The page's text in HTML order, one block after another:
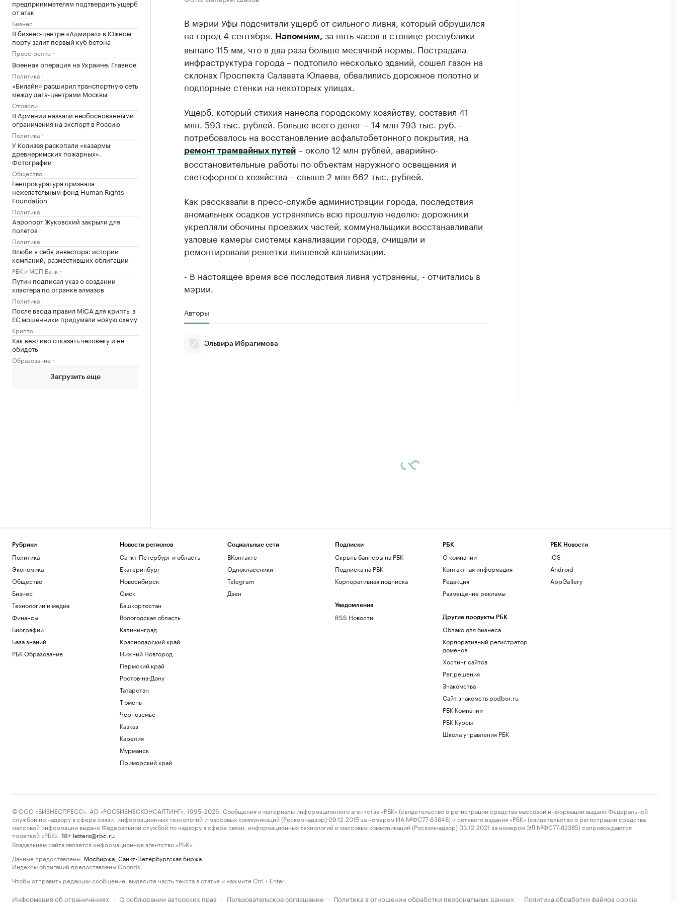
предпринимателям подтвердить ущерб
от атак
Бизнес
В бизнес-центре «Адмирал» в Южном
порту залит первый куб бетона
Пресс-релиз
Военная операция на Украине. Главное
Политика
«Билайн» расширил транспортную сеть
между дата-центрами Москвы
Отрасли
В Армении назвали необоснованными
ограничения на экспорт в Россию
Политика
У Колизея раскопали «казармы
древнеримских пожарных».
Фотографии
Общество
Генпрокуратура признала
нежелательным фонд Human Rights
Foundation
Политика
Аэропорт Жуковский закрыли для
полетов
Политика
Влюби в себя инвестора: истории
компаний, разместивших облигации
РБК и МСП Банк
Путин подписал указ о создании
кластера по огранке алмазов
Политика
После ввода правил MiCA для крипты в
ЕС мошенники придумали новую схему
Крипто
Как вежливо отказать человеку и не
обидеть
Образование
Загрузить еще
В мэрии Уфы подсчитали ущерб от сильного ливня, который обрушился
на город 4 сентября.
Напомним, за пять часов в столице республики
выпало 115 мм, что в два раза больше месячной нормы. Пострадала
инфраструктура города – подтопило несколько зданий, сошел газон на
склонах Проспекта Салавата Юлаева, обвалились дорожное полотно и
подпорные стенки на некоторых улицах.
Ущерб, который стихия нанесла городскому хозяйству, составил 41
млн. 593 тыс. рублей. Больше всего денег – 14 млн 793 тыс. руб. -
потребовалось на восстановление асфальтобетонного покрытия, на
ремонт трамвайных путей– около 12 млн рублей, аварийно-
восстановительные работы по объектам наружного освещения и
светофорного хозяйства – свыше 2 млн 662 тыс. рублей.
Как рассказали в пресс-службе администрации города, последствия
аномальных осадков устранялись всю прошлую неделю: дорожники
укрепляли обочины проезжих частей, коммунальщики восстанавливали
узловые камеры системы канализации города, очищали и
ремонтировали решетки ливневой канализации.
- В настоящее время все последствия ливня устранены, - отчитались в
мэрии.
Авторы
Эльвира Ибрагимова
Рубрики
Политика
Экономика
Общество
Бизнес
Технологии и медиа
Финансы
Биографии
База знаний
РБК Образование
Новости регионов
Санкт-Петербург и область
Екатеринбург
Новосибирск
Омск
Башкортостан
Вологодская область
Калининград
Краснодарский край
Нижний Новгород
Пермский край
Ростов-на-Дону
Татарстан
Тюмень
Черноземье
Кавказ
Карелия
Мурманск
Приморский край
Социальные сети
ВКонтакте
Одноклассники
Telegram
Дзен
Подписки
Скрыть баннеры на РБК
Подписка на РБК
Корпоративная подписка
Уведомления
RSS Новости
РБК
О компании
Контактная информация
Редакция
Размещение рекламы
Другие продукты РБК
Облако для бизнеса
Корпоративный регистратор
доменов
Хостинг сайтов
Рег.решения
Знакомства
Сайт знакомств podbor.ru
РБК Компании
РБК Курсы
Школа управления РБК
РБК Новости
iOS
Android
AppGallery
© ООО «БИЗНЕСПРЕСС», АО «РОСБИЗНЕСКОНСАЛТИНГ», 1995–2026. Сообщения и материалы информационного агентства «РБК» (свидетельство о регистрации средства массовой информации выдано Федеральной
службой по надзору в сфере связи, информационных технологий и массовых коммуникаций (Роскомнадзор) 09.12.2015 за номером ИА №ФС77-63848) и сетевого издания «РБК» (свидетельство о регистрации средства
массовой информации выдано Федеральной службой по надзору в сфере связи, информационных технологий и массовых коммуникаций (Роскомнадзор) 03.12.2021 за номером ЭЛ №ФС77-82385) сопровождаются
пометкой «РБК».
18+ letters@rbc.ru
Владельцем сайта является информационное агентство «РБК».
Данные предоставлены: Мосбиржа Санкт-Петербургская биржа
Индексы облигаций предоставлены Cbonds.
Чтобы отправить редакции сообщение, выделите часть текста в статье и нажмите Ctrl + Enter
Информация об ограничениях · О соблюдении авторских прав · Пользовательское соглашение · Политика в отношении обработки персональных данных · Политика обработки файлов cookie